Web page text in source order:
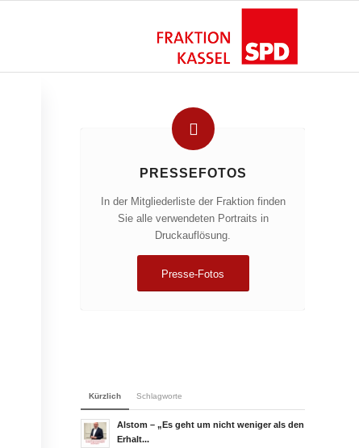
PRESSEFOTOS
In der Mitgliederliste der Fraktion finden
Sie alle verwendeten Portraits in
Druckauflösung.
Presse-Fotos
Kürzlich Schlagworte
Alstom – „Es geht um nicht weniger als den
Erhalt...